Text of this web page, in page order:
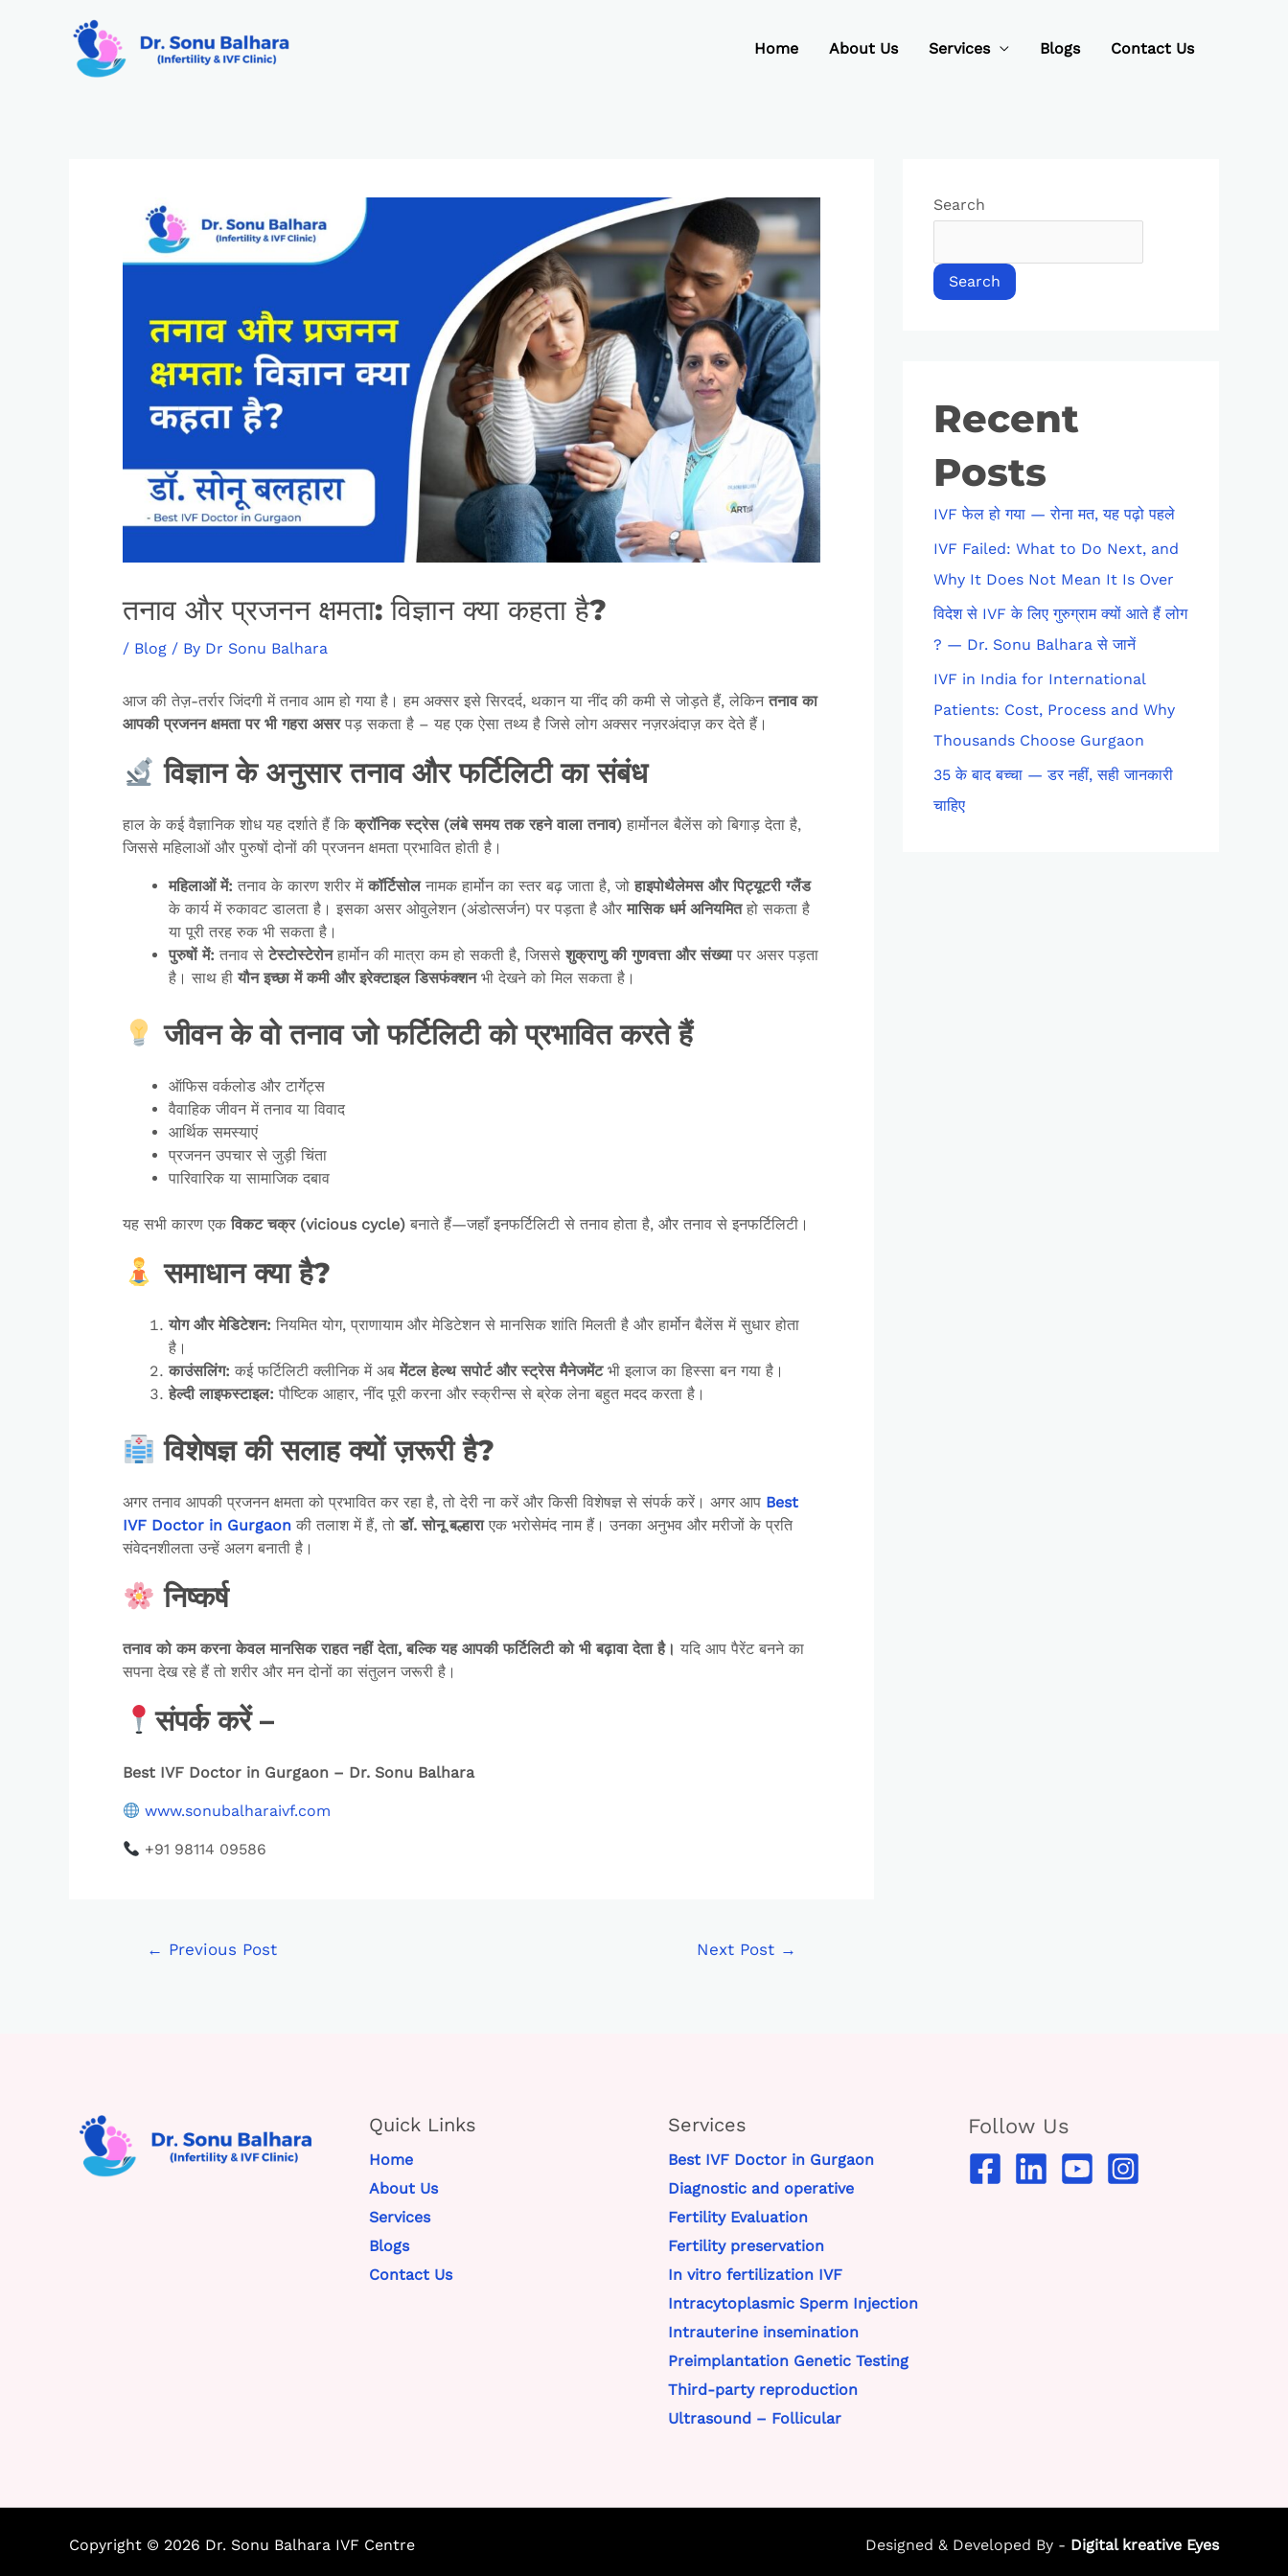
Home About Us Services Blogs Contact Us
तनाव और प्रजनन क्षमता: विज्ञान क्या कहता है?
/ Blog / By Dr Sonu Balhara
आज की तेज़-तर्रार जिंदगी में तनाव आम हो गया है। हम अक्सर इसे सिरदर्द, थकान या नींद की कमी से जोड़ते हैं, लेकिनतनावका
आपकीप्रजनन क्षमतापर भीगहरा असरपड़ सकता है – यह एक ऐसा तथ्य है जिसे लोग अक्सर नज़रअंदाज़ कर देते हैं।
विज्ञान के अनुसार तनाव और फर्टिलिटी का संबंध
हाल के कई वैज्ञानिक शोध यह दर्शाते हैं किक्रॉनिकस्ट्रेस (लंबेसमयतकरहनेवालातनाव) हार्मोनल बैलेंस को बिगाड़ देता है,
जिससे महिलाओं और पुरुषों दोनों की प्रजनन क्षमता प्रभावित होती है।
महिलाओंमें: तनाव के कारण शरीर मेंकॉर्टिसोलनामक हार्मोन का स्तर बढ़ जाता है, जोहाइपोथैलेमस औरपिट्यूटरीग्लैंड
के कार्य में रुकावट डालता है। इसका असर ओवुलेशन (अंडोत्सर्जन) पर पड़ता है औरमासिक धर्म अनियमितहो सकता है
या पूरी तरह रुक भी सकता है।
पुरुषोंमें: तनाव सेटेस्टोस्टेरोनहार्मोन की मात्रा कम हो सकती है, जिससेशुक्राणुकीगुणवत्ता औरसंख्यापर असर पड़ता
है। साथ हीयौनइच्छामेंकमी औरइरेक्टाइलडिसफंक्शनभी देखने को मिल सकता है।
जीवन के वो तनाव जो फर्टिलिटी को प्रभावित करते हैं
ऑफिस वर्कलोड और टार्गेट्स
वैवाहिक जीवन में तनाव या विवाद
आर्थिक समस्याएं
प्रजनन उपचार से जुड़ी चिंता
पारिवारिक या सामाजिक दबाव
यह सभी कारण एकविकटचक्र (vicious cycle) बनाते हैं—जहाँ इनफर्टिलिटी से तनाव होता है, और तनाव से इनफर्टिलिटी।
समाधान क्या है?
योगऔरमेडिटेशन: नियमित योग, प्राणायाम और मेडिटेशन से मानसिक शांति मिलती है और हार्मोन बैलेंस में सुधार होता
है।
काउंसलिंग: कई फर्टिलिटी क्लीनिक में अबमेंटलहेल्थसपोर्ट औरस्ट्रेसमैनेजमेंटभी इलाज का हिस्सा बन गया है।
हेल्दीलाइफस्टाइल: पौष्टिक आहार, नींद पूरी करना और स्क्रीन्स से ब्रेक लेना बहुत मदद करता है।
विशेषज्ञ की सलाह क्यों ज़रूरी है?
अगर तनाव आपकी प्रजनन क्षमता को प्रभावित कर रहा है, तो देरी ना करें और किसी विशेषज्ञ से संपर्क करें। अगर आप Best
IVF Doctor in Gurgaon की तलाश में हैं, तोडॉ.सोनूबल्हाराएक भरोसेमंद नाम हैं। उनका अनुभव और मरीजों के प्रति
संवेदनशीलता उन्हें अलग बनाती है।
निष्कर्ष
तनावकोकमकरनाकेवलमानसिकराहतनहींदेता,बल्कियह आपकीफर्टिलिटीको भीबढ़ावादेताहै। यदि आप पैरेंट बनने का
सपना देख रहे हैं तो शरीर और मन दोनों का संतुलन जरूरी है।
संपर्क करें –
Best IVF Doctor in Gurgaon – Dr. Sonu Balhara
www.sonubalharaivf.com
+91 98114 09586
← Previous Post Next Post →
Search
Search
Recent
Posts
IVF फेल हो गया — रोना मत, यह पढ़ो पहले
IVF Failed: What to Do Next, and
Why It Does Not Mean It Is Over
विदेश से IVF के लिए गुरुग्राम क्यों आते हैं लोग
? — Dr. Sonu Balhara से जानें
IVF in India for International
Patients: Cost, Process and Why
Thousands Choose Gurgaon
35 के बाद बच्चा — डर नहीं, सही जानकारी
चाहिए
Quick Links
Home
About Us
Services
Blogs
Contact Us
Services
Best IVF Doctor in Gurgaon
Diagnostic and operative
Fertility Evaluation
Fertility preservation
In vitro fertilization IVF
Intracytoplasmic Sperm Injection
Intrauterine insemination
Preimplantation Genetic Testing
Third-party reproduction
Ultrasound – Follicular
Follow Us
Copyright © 2026 Dr. Sonu Balhara IVF Centre Designed & Developed By - Digital kreative Eyes